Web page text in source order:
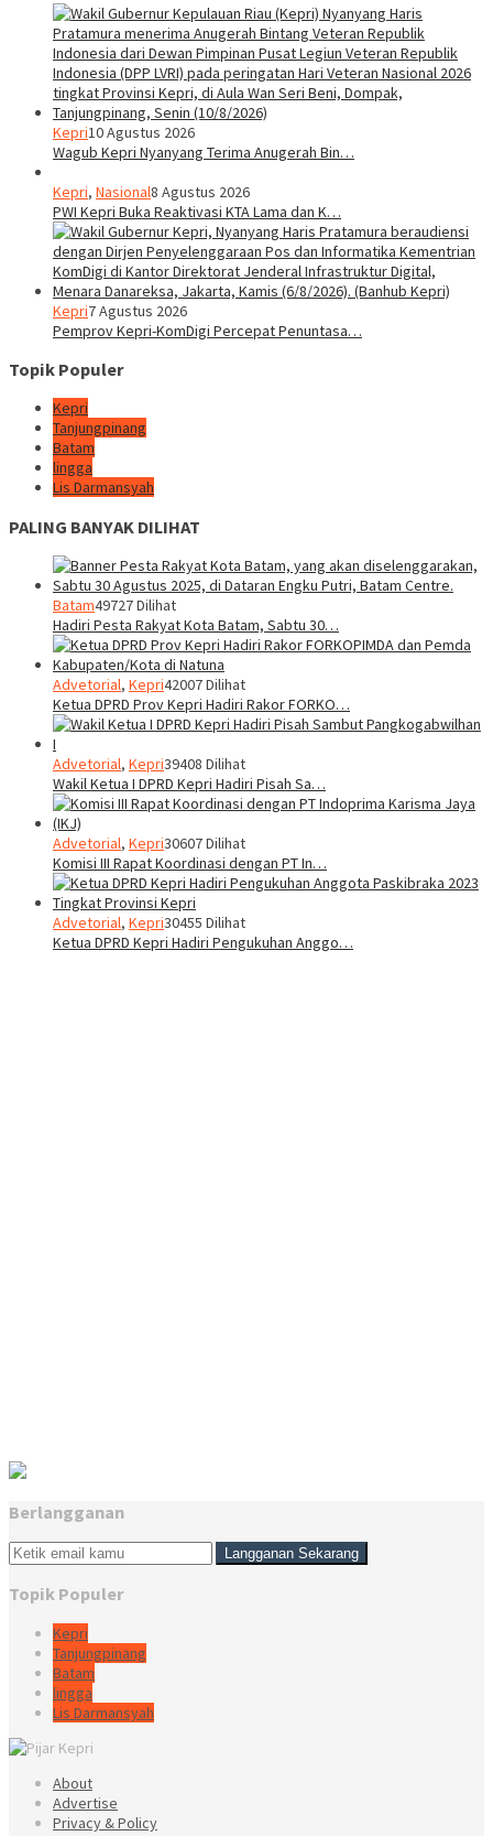
Kepri10 Agustus 2026
Wagub Kepri Nyanyang Terima Anugerah Bin…
Kepri, Nasional8 Agustus 2026
PWI Kepri Buka Reaktivasi KTA Lama dan K…
Kepri7 Agustus 2026
Pemprov Kepri-KomDigi Percepat Penuntasa…
Topik Populer
Kepri
Tanjungpinang
Batam
lingga
Lis Darmansyah
PALING BANYAK DILIHAT
Batam49727 Dilihat
Hadiri Pesta Rakyat Kota Batam, Sabtu 30…
Advetorial, Kepri42007 Dilihat
Ketua DPRD Prov Kepri Hadiri Rakor FORKO…
Advetorial, Kepri39408 Dilihat
Wakil Ketua I DPRD Kepri Hadiri Pisah Sa…
Advetorial, Kepri30607 Dilihat
Komisi III Rapat Koordinasi dengan PT In…
Advetorial, Kepri30455 Dilihat
Ketua DPRD Kepri Hadiri Pengukuhan Anggo…
Berlangganan
Topik Populer
Kepri
Tanjungpinang
Batam
lingga
Lis Darmansyah
About
Advertise
Privacy & Policy